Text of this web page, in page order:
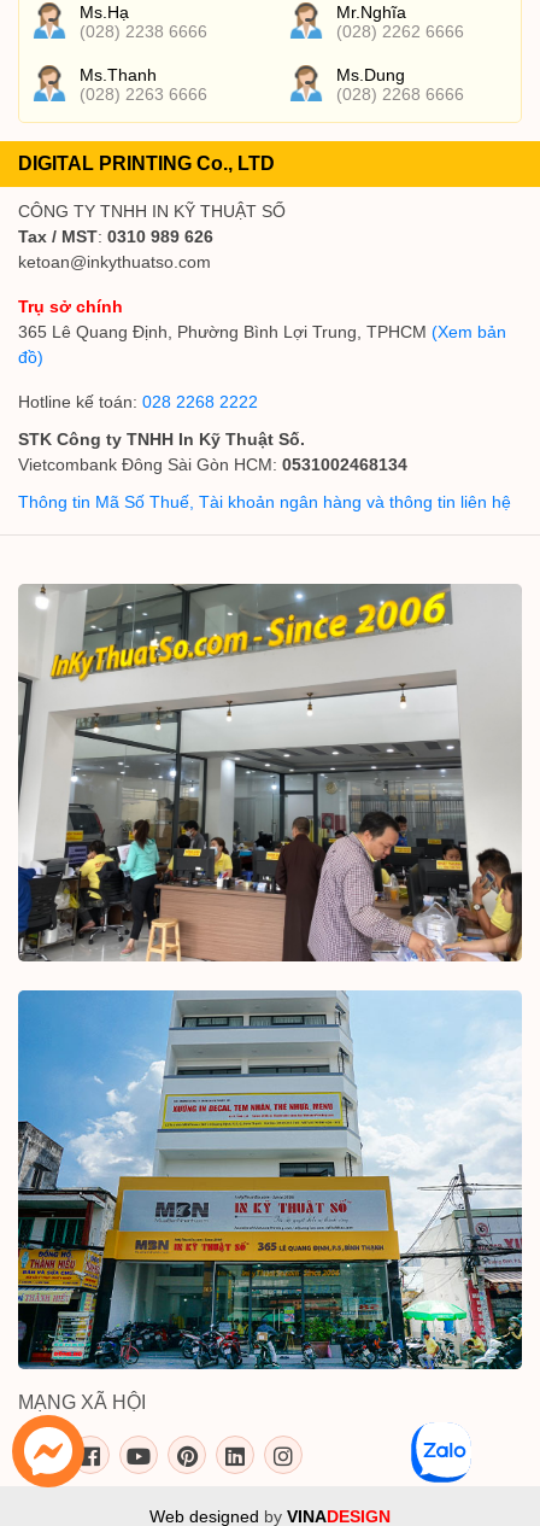
Ms.Hạ
(028) 2238 6666
Mr.Nghĩa
(028) 2262 6666
Ms.Thanh
(028) 2263 6666
Ms.Dung
(028) 2268 6666
DIGITAL PRINTING Co., LTD
CÔNG TY TNHH IN KỸ THUẬT SỐ
Tax / MST: 0310 989 626
ketoan@inkythuatso.com
Trụ sở chính
365 Lê Quang Định, Phường Bình Lợi Trung, TPHCM (Xem bản
đồ)
Hotline kế toán: 028 2268 2222
STK Công ty TNHH In Kỹ Thuật Số.
Vietcombank Đông Sài Gòn HCM: 0531002468134
Thông tin Mã Số Thuế, Tài khoản ngân hàng và thông tin liên hệ
MẠNG XÃ HỘI
inkythuatso.com trên các mạng xã
Web designed by VINADESIGN